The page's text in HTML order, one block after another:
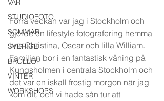
VÅR
STUDIOFOTO
SOMMAR
SVERIGE
BRÖLLOP
VINTER
WORKSHOPS
Förra veckan var jag i Stockholm och
gjorde en lifestyle fotografering hemma
hos Christina, Oscar och lilla William.
Familjen bor i en fantastisk våning på
Kungsholmen i centrala Stockholm och
det var en iskall frostig morgon när jag
kom dit, och vi hade sån tur att